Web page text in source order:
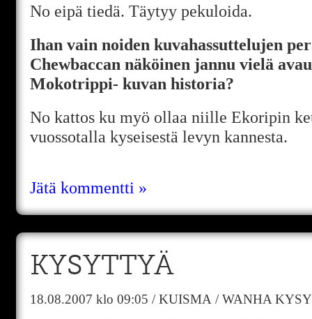
No eipä tiedä. Täytyy pekuloida.
Ihan vain noiden kuvahassuttelujen
Chewbaccan näköinen jannu vielä
Mokotrippi- kuvan historia?
No kattos ku myö ollaa niille Ekoripin
vuossotalla kyseisestä levyn kannesta.
Jätä kommentti »
KYSYTTYÄ
18.08.2007 klo 09:05 /KUISMA /WANHA